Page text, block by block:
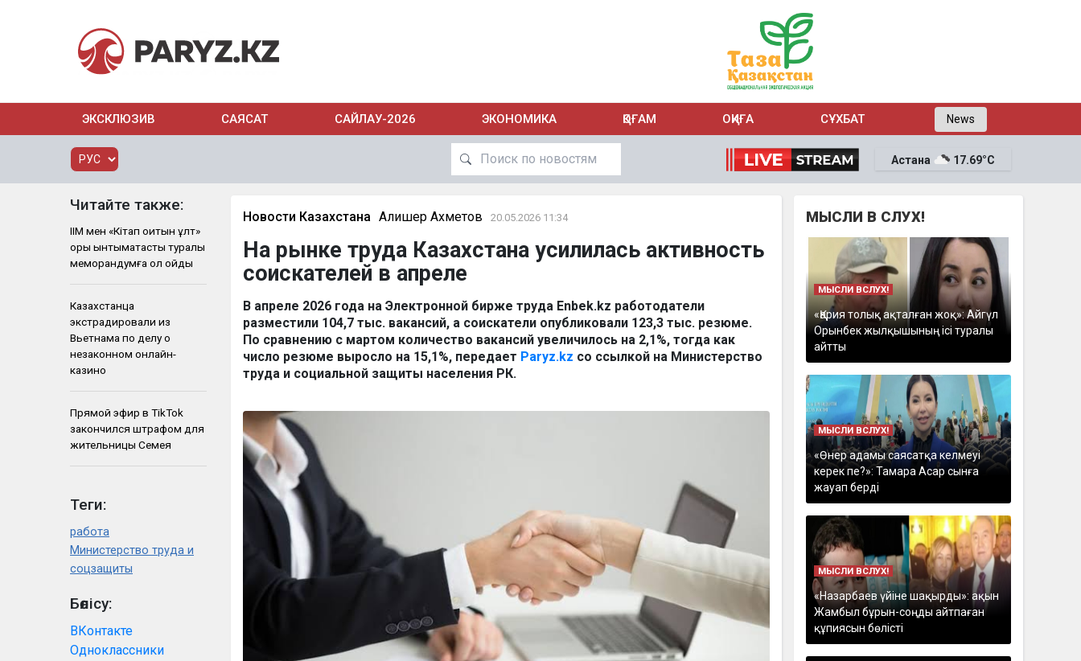
ЭКСКЛЮЗИВ САЯСАТ САЙЛАУ-2026 ЭКОНОМИКА ҚОҒАМ ОҚИҒА СҰХБАТ News
Астана 17.69°C
Читайте также:
ІІМ мен «Кітап оқитын ұлт»
қоры ынтымақтастық туралы
меморандумға қол қойды
Казахстанца
экстрадировали из
Вьетнама по делу о
незаконном онлайн-
казино
Прямой эфир в TikTok
закончился штрафом для
жительницы Семея
Теги:
работа
Министерство труда и
соцзащиты
Бөлісу:
ВКонтакте
Одноклассники
Новости Казахстана Алишер Ахметов 20.05.2026 11:34
На рынке труда Казахстана усилилась активность
соискателей в апреле
В апреле 2026 года на Электронной бирже труда Enbek.kz работодатели
разместили 104,7 тыс. вакансий, а соискатели опубликовали 123,3 тыс. резюме.
По сравнению с мартом количество вакансий увеличилось на 2,1%, тогда как
число резюме выросло на 15,1%, передает Paryz.kz со ссылкой на Министерство
труда и социальной защиты населения РК.
МЫСЛИ В СЛУХ!
МЫСЛИ ВСЛУХ!
«Қария толық ақталған жоқ»: Айгүл
Орынбек жылқышының ісі туралы
айтты
МЫСЛИ ВСЛУХ!
«Өнер адамы саясатқа келмеуі
керек пе?»: Тамара Асар сынға
жауап берді
МЫСЛИ ВСЛУХ!
«Назарбаев үйіне шақырды»: ақын
Жамбыл бұрын-соңды айтпаған
құпиясын бөлісті